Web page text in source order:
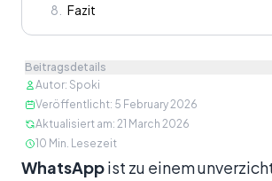
8
Fazit
Beitragsdetails
Autor: Spoki
Veröffentlicht: 5 February 2026
Aktualisiert am: 21 March 2026
10 Min. Lesezeit
Inhalt
WhatsAppist zu einem